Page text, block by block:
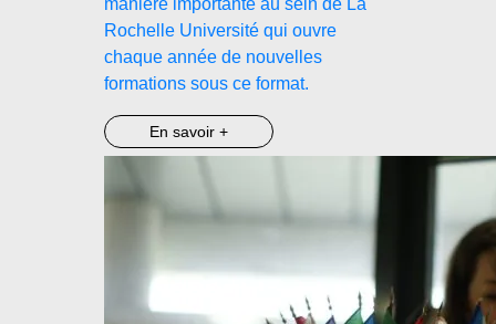
manière importante au sein de La
Rochelle Université qui ouvre
chaque année de nouvelles
formations sous ce format.
En savoir +